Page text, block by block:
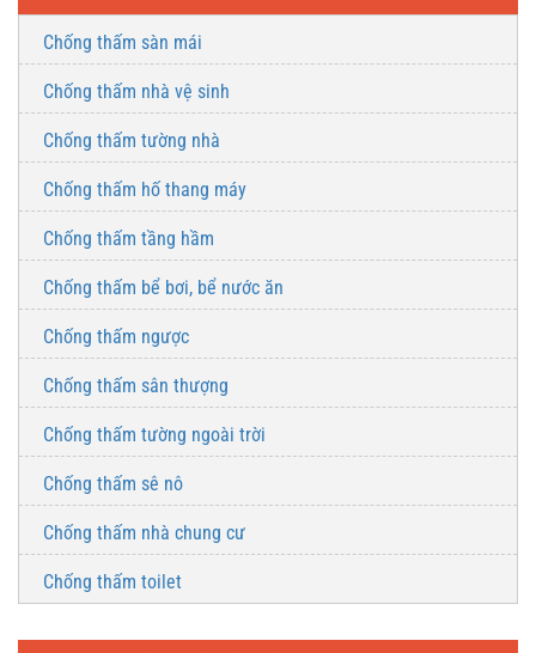
Chống thấm sàn mái
Chống thấm nhà vệ sinh
Chống thấm tường nhà
Chống thấm hố thang máy
Chống thấm tầng hầm
Chống thấm bể bơi, bể nước ăn
Chống thấm ngược
Chống thấm sân thượng
Chống thấm tường ngoài trời
Chống thấm sê nô
Chống thấm nhà chung cư
Chống thấm toilet